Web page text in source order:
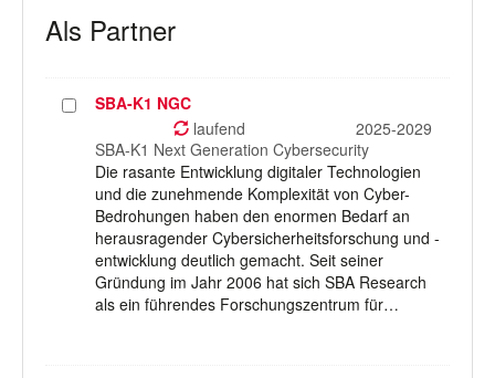
Als Partner
ProjektSBA-K1 NGC
laufend
2025-2029
SBA-K1 Next Generation Cybersecurity
Die rasante Entwicklung digitaler Technologien
und die zunehmende Komplexität von Cyber-
Bedrohungen haben den enormen Bedarf an
herausragender Cybersicherheitsforschung und -
entwicklung deutlich gemacht. Seit seiner
Gründung im Jahr 2006 hat sich SBA Research
als ein führendes Forschungszentrum für…